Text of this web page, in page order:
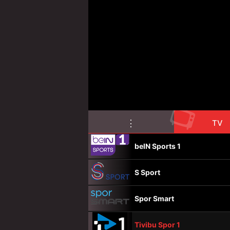
⋮ 📺 TV
beIN Sports 1
S Sport
Spor Smart
Tivibu Spor 1